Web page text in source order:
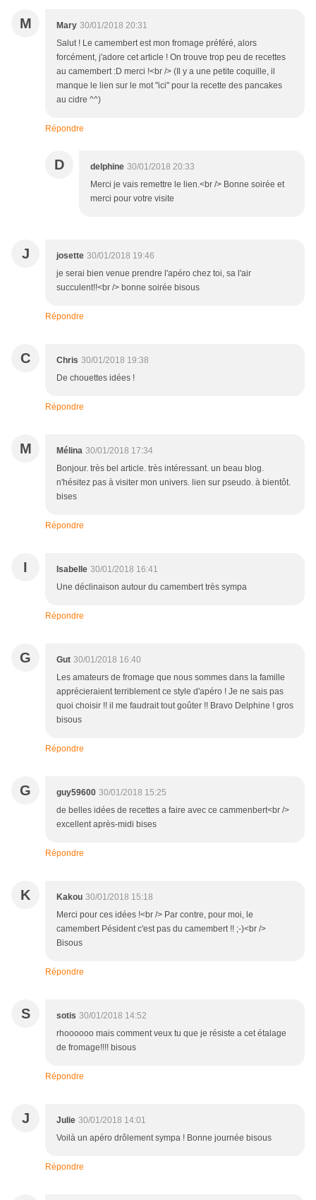
M Mary 30/01/2018 20:31
Salut ! Le camembert est mon fromage préféré, alors
forcément, j'adore cet article ! On trouve trop peu de recettes
au camembert :D merci !<br /> (Il y a une petite coquille, il
manque le lien sur le mot "ici" pour la recette des pancakes
au cidre ^^)
Répondre
D delphine 30/01/2018 20:33
Merci je vais remettre le lien.<br /> Bonne soirée et
merci pour votre visite
J josette 30/01/2018 19:46
je serai bien venue prendre l'apéro chez toi, sa l'air
succulent!!<br /> bonne soirée bisous
Répondre
C Chris 30/01/2018 19:38
De chouettes idées !
Répondre
M Mélina 30/01/2018 17:34
Bonjour. très bel article. très intéressant. un beau blog.
n'hésitez pas à visiter mon univers. lien sur pseudo. à bientôt.
bises
Répondre
I Isabelle 30/01/2018 16:41
Une déclinaison autour du camembert très sympa
Répondre
G Gut 30/01/2018 16:40
Les amateurs de fromage que nous sommes dans la famille
apprécieraient terriblement ce style d'apéro ! Je ne sais pas
quoi choisir !! il me faudrait tout goûter !! Bravo Delphine ! gros
bisous
Répondre
G guy59600 30/01/2018 15:25
de belles idées de recettes a faire avec ce cammenbert<br />
excellent après-midi bises
Répondre
K Kakou 30/01/2018 15:18
Merci pour ces idées !<br /> Par contre, pour moi, le
camembert Pésident c'est pas du camembert !! ;-)<br />
Bisous
Répondre
S sotis 30/01/2018 14:52
rhoooooo mais comment veux tu que je résiste a cet étalage
de fromage!!!! bisous
Répondre
J Julie 30/01/2018 14:01
Voilà un apéro drôlement sympa ! Bonne journée bisous
Répondre